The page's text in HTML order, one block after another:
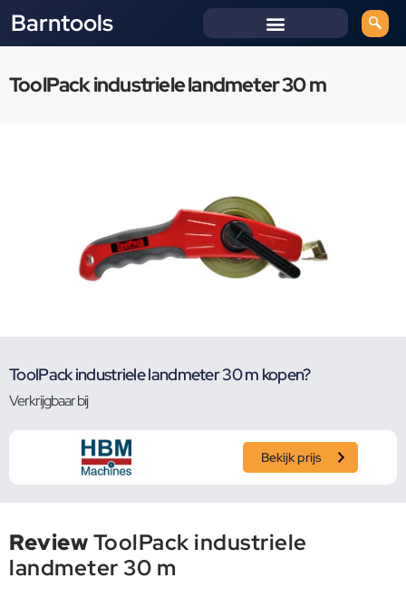
Barntools
ToolPack industriele landmeter 30 m
ToolPack industriele landmeter 30 m kopen?
Verkrijgbaar bij
Bekijk prijs
ReviewToolPack industriele
landmeter 30 m